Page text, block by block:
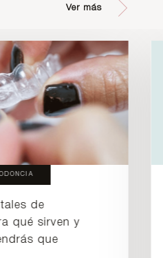
Ver más
de
qué sirven y
que